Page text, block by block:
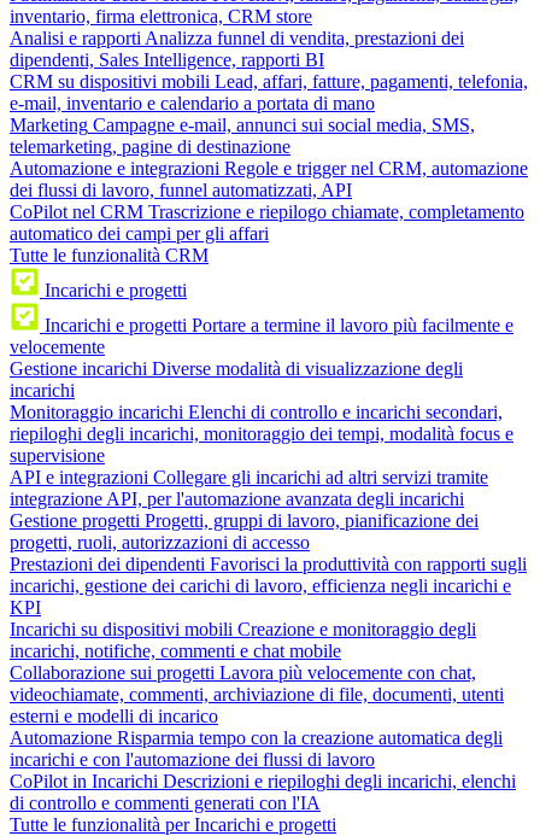
inventario, firma elettronica, CRM store
Analisi e rapporti Analizza funnel di vendita, prestazioni dei
dipendenti, Sales Intelligence, rapporti BI
CRM su dispositivi mobili Lead, affari, fatture, pagamenti, telefonia,
e-mail, inventario e calendario a portata di mano
Marketing Campagne e-mail, annunci sui social media, SMS,
telemarketing, pagine di destinazione
Automazione e integrazioni Regole e trigger nel CRM, automazione
dei flussi di lavoro, funnel automatizzati, API
CoPilot nel CRM Trascrizione e riepilogo chiamate, completamento
automatico dei campi per gli affari
Tutte le funzionalità CRM
Incarichi e progetti
Incarichi e progetti Portare a termine il lavoro più facilmente e
velocemente
Gestione incarichi Diverse modalità di visualizzazione degli
incarichi
Monitoraggio incarichi Elenchi di controllo e incarichi secondari,
riepiloghi degli incarichi, monitoraggio dei tempi, modalità focus e
supervisione
API e integrazioni Collegare gli incarichi ad altri servizi tramite
integrazione API, per l'automazione avanzata degli incarichi
Gestione progetti Progetti, gruppi di lavoro, pianificazione dei
progetti, ruoli, autorizzazioni di accesso
Prestazioni dei dipendenti Favorisci la produttività con rapporti sugli
incarichi, gestione dei carichi di lavoro, efficienza negli incarichi e
KPI
Incarichi su dispositivi mobili Creazione e monitoraggio degli
incarichi, notifiche, commenti e chat mobile
Collaborazione sui progetti Lavora più velocemente con chat,
videochiamate, commenti, archiviazione di file, documenti, utenti
esterni e modelli di incarico
Automazione Risparmia tempo con la creazione automatica degli
incarichi e con l'automazione dei flussi di lavoro
CoPilot in Incarichi Descrizioni e riepiloghi degli incarichi, elenchi
di controllo e commenti generati con l'IA
Tutte le funzionalità per Incarichi e progetti